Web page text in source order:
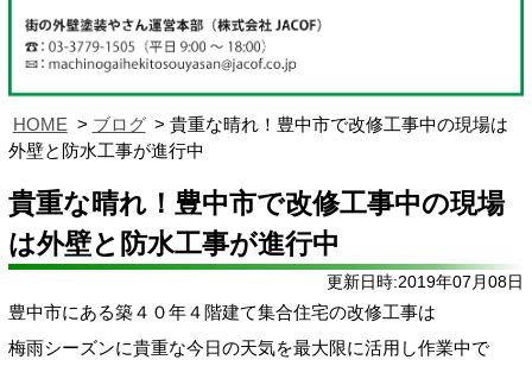
HOME ブログ
貴重な晴れ！豊中市で改修工事中の現場は
外壁と防水工事が進行中
貴重な晴れ！豊中市で改修工事中の現場
は外壁と防水工事が進行中
更新日時:2019年07月08日
豊中市にある築４０年４階建て集合住宅の改修工事は
梅雨シーズンに貴重な今日の天気を最大限に活用し作業中で